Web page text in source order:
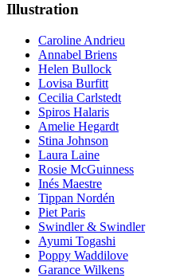
Illustration
Caroline Andrieu
Annabel Briens
Helen Bullock
Lovisa Burfitt
Cecilia Carlstedt
Spiros Halaris
Amelie Hegardt
Stina Johnson
Laura Laine
Rosie McGuinness
Inés Maestre
Tippan Nordén
Piet Paris
Swindler & Swindler
Ayumi Togashi
Poppy Waddilove
Garance Wilkens